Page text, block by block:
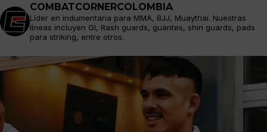
COMBATCORNERCOLOMBIA
Líder en indumentaria para MMA, BJJ, Muaythai. Nuestras
líneas incluyen GI, Rash guards, guantes, shin guards, pads
para striking, entre otros.